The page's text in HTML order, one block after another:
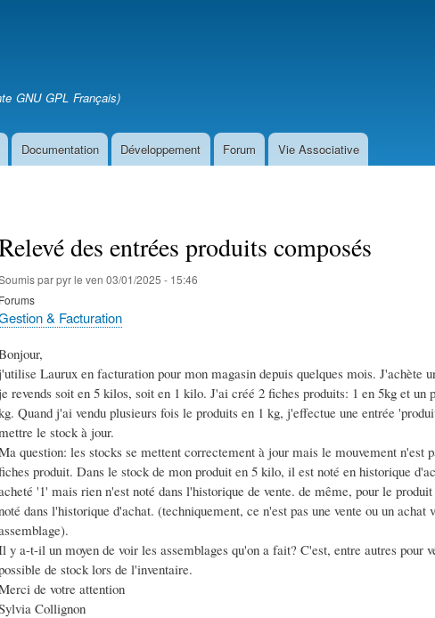
GNU GPL Français)
Documentation Développement Forum Vie Associative
des entrées produits composés
parpyrle ven 03/01/2025 - 15:46
Forums
& Facturation
Laurux en facturation pour mon magasin depuis quelques mois. J'achète
revends soit en 5 kilos, soit en 1 kilo. J'ai créé 2 fiches produits: 1 en 5kg et un
Quand j'ai vendu plusieurs fois le produits en 1 kg, j'effectue une entrée
le stock à jour.
question: les stocks se mettent correctement à jour mais le mouvement n'est
produit. Dans le stock de mon produit en 5 kilo, il est noté en historique
'1' mais rien n'est noté dans l'historique de vente. de même, pour le
dans l'historique d'achat. (techniquement, ce n'est pas une vente ou un achat
y a-t-il un moyen de voir les assemblages qu'on a fait? C'est, entre autres pour
de stock lors de l'inventaire.
de votre attention
Collignon